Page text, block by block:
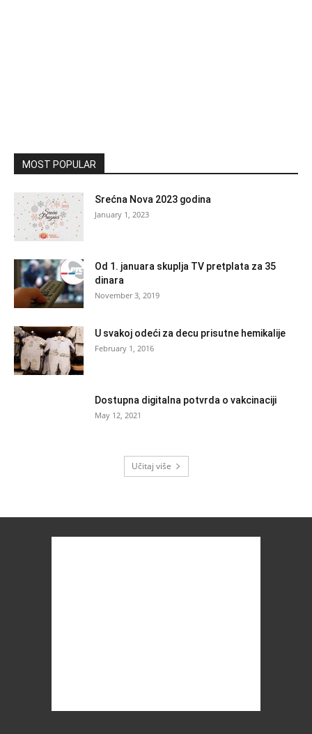
MOST POPULAR
Srećna Nova 2023 godina
January 1, 2023
Od 1. januara skuplja TV pretplata za 35
dinara
November 3, 2019
U svakoj odeći za decu prisutne hemikalije
February 1, 2016
Dostupna digitalna potvrda o vakcinaciji
May 12, 2021
Učitaj više